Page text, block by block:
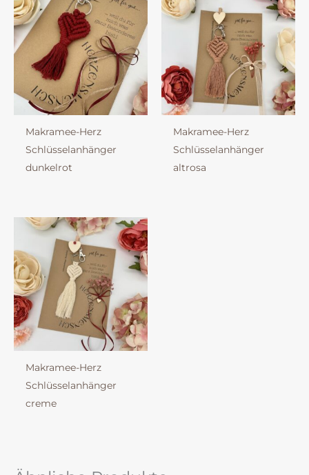
Makramee-Herz
Schlüsselanhänger
dunkelrot
Makramee-Herz
Schlüsselanhänger
altrosa
Makramee-Herz
Schlüsselanhänger
creme